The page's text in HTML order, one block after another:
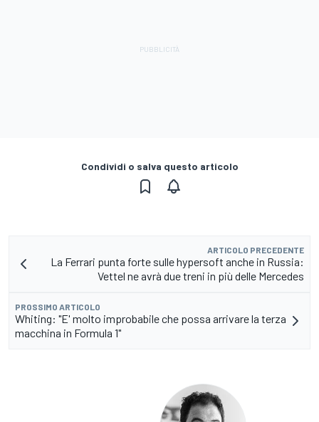
Condividi o salva questo articolo
ARTICOLO PRECEDENTE
La Ferrari punta forte sulle hypersoft anche in Russia:
Vettel ne avrà due treni in più delle Mercedes
PROSSIMO ARTICOLO
Whiting: "E' molto improbabile che possa arrivare la terza
macchina in Formula 1"